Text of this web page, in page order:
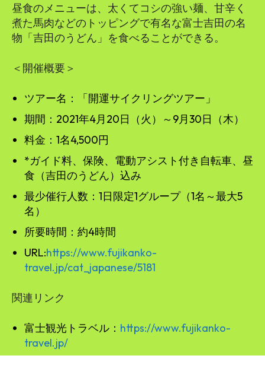
昼食のメニューは、太くてコシの強い麺、甘辛く
煮た馬肉などのトッピングで有名な富士吉田の名
物「吉田のうどん」を食べることができる。
＜開催概要＞
ツアー名：「開運サイクリングツアー」
期間：2021年4月20日（火）～9月30日（木）
料金：1名4,500円
*ガイド料、保険、電動アシスト付き自転車、昼
食（吉田のうどん）込み
最少催行人数：1日限定1グループ（1名～最大5
名）
所要時間：約4時間
URL:https://www.fujikanko-
travel.jp/cat_japanese/5181
関連リンク
富士観光トラベル： https://www.fujikanko-
travel.jp/